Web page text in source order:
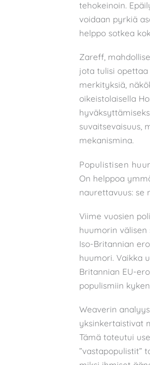
tehokeinoin.
voidaan pyrkiä
helppo sotkea
Zareff,
jota tulisi
merkityksiä,
oikeistolaisella
suvaitsevaisuus,
mekanismina.
Populistisen
On helppoa
naurettavuus: se
Viime vuosien
huumorin
Iso-Britannian
huumori. Vaikka
Britannian EU-
populismiin
Weaverin
yksinkertaistivat
Tämä toteutui
”vastapopulistit”